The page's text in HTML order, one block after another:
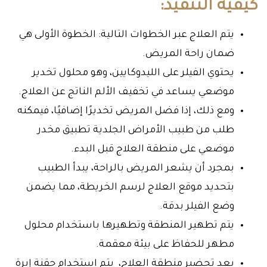
كيفية التنفيذ:
يتم العلاج عبر الخطوات التالية: الخطوة الأولى هي
ضمان راحة المريض.
يحتوي الفيلر على الليدوكايين، وهو محلول تخدير
موضعي يساعد في تخفيف الألم الناتج عن العلاج.
ومع ذلك، إذا فضل المريض تخديرًا إضافيًا، فيمكنه
طلب من طبيب الأمراض الجلدية تطبيق مخدر
موضعي على منطقة العلاج قبل البدء.
بمجرد أن يشعر المريض بالراحة، يبدأ الطبيب
بتحديد موقع العلاج لرسم الخريطة، مما يضمن
وضع الفيلر بدقة.
يتم تطهير المنطقة وتطهيرها باستخدام محلول
مطهر للحفاظ على بيئة معقمة.
بعد تحضير منطقة العلاج، يتم استخدام حقنة إبرة